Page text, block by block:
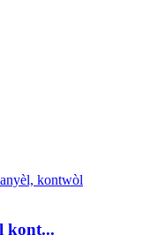
kont...